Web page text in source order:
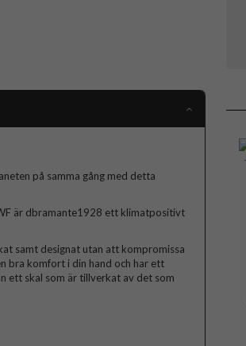
på samma gång med detta
är dbramante1928 ett klimatpositivt
samt designat utan att kompromissa
bra komfort i din hand och har ett
ett skal som är tillverkat av det som